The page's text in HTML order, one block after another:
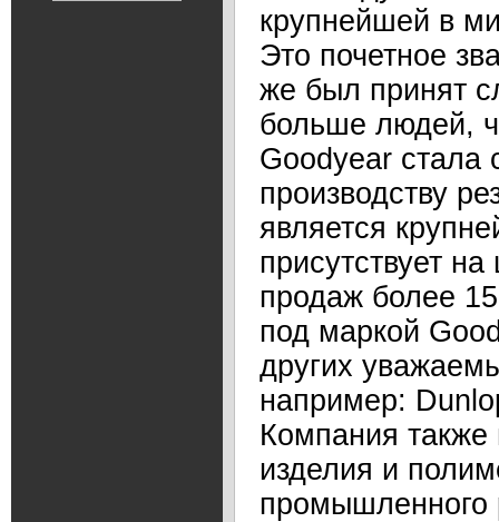
крупнейшей в
Это почетное
же был принят
больше людей,
Goodyear стала
производству
является
присутствует
продаж более
под маркой
других
например:
Компания также
изделия и
промышленного